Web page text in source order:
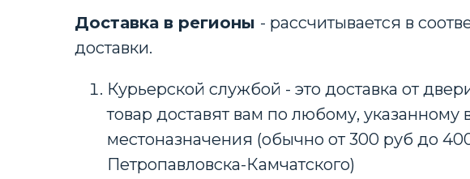
Доставка в регионы - рассчитывается в
доставки.
Курьерской службой - это доставка от
товар доставят вам по любому, указанному
местоназначения (обычно от 300 руб до
Петропавловска-Камчатского)